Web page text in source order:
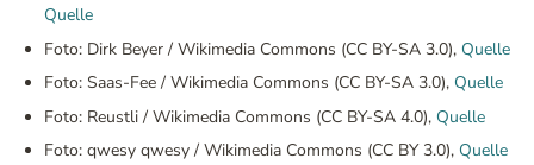
Quelle
Foto: Dirk Beyer / Wikimedia Commons (CC BY-SA 3.0), Quelle
Foto: Saas-Fee / Wikimedia Commons (CC BY-SA 3.0), Quelle
Foto: Reustli / Wikimedia Commons (CC BY-SA 4.0), Quelle
Foto: qwesy qwesy / Wikimedia Commons (CC BY 3.0), Quelle